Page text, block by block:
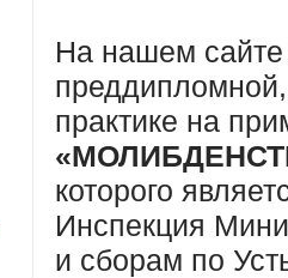
На нашем сайте
практике на
которого
Инспекция
и сборам по